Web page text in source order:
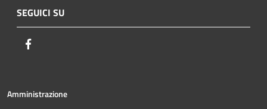
SEGUICI SU
Amministrazione